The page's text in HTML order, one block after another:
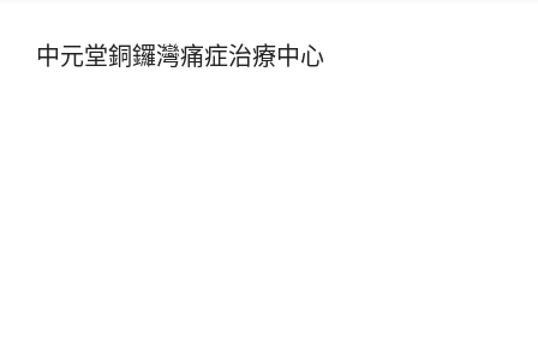
中元堂銅鑼灣痛症治療中心